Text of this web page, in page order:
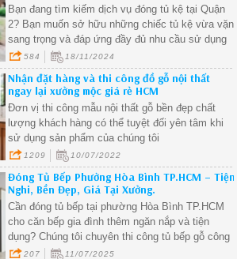
Bạn đang tìm kiếm dịch vụ đóng tủ kệ tại Quận
2? Bạn muốn sở hữu những chiếc tủ kệ vừa vặn,
sang trọng và đáp ứng đầy đủ nhu cầu sử dụng
trong không gian sống? Hãy tham khảo ngay dịch
vụ đóng tủ kệ tại Quận 2 của chúng tôi – nơi
mang đến những giải pháp tối ưu cho mọi gia
đình và doanh nghiệp!
584 18/11/2024
Nhận đặt hàng và thi công đồ gỗ nội thất
ngay lại xưởng mộc giá rẻ HCM
Đơn vị thi công mẫu nội thất gỗ bền đẹp chất
lượng khách hàng có thể tuyệt đối yên tâm khi
sử dụng sản phẩm của chúng tôi
1209 10/07/2022
Đóng Tủ Bếp Phường Hòa Bình TP.HCM – Tiện
Nghi, Bền Đẹp, Giá Tại Xưởng.
Cần đóng tủ bếp tại phường Hòa Bình TP.HCM
cho căn bếp gia đình thêm ngăn nắp và tiện
dụng? Chúng tôi chuyên thi công tủ bếp gỗ công
nghiệp tại phường Hòa Bình, thiết kế linh hoạt
207 11/07/2025